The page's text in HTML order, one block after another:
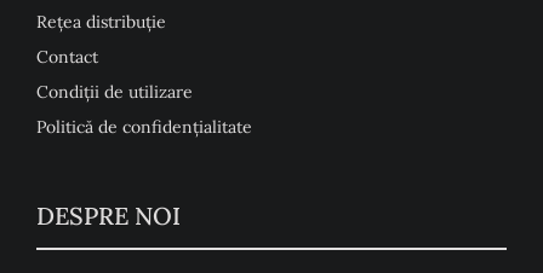
Rețea distribuție
Contact
Condiţii de utilizare
Politică de confidențialitate
DESPRE NOI